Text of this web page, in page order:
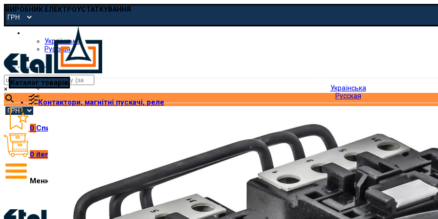
ВИРОБНИК ЕЛЕКТРОУСТАТКУВАННЯ
Українська
Русская
pmp@etal.ua
Українська
Русская
×
0 Список побажань
0 items
Меню
Каталог товарів
Контактори, магнітні пускачі, реле